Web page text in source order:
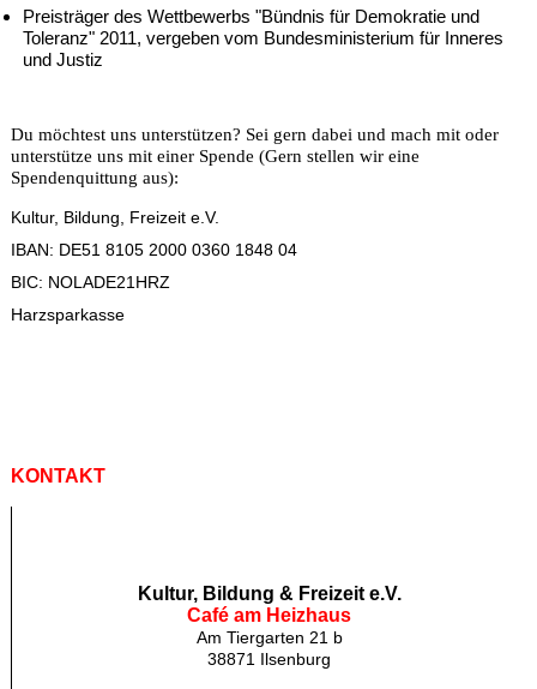
Preisträger des Wettbewerbs "Bündnis für Demokratie und
Toleranz" 2011, vergeben vom Bundesministerium für Inneres
und Justiz
Du möchtest uns unterstützen? Sei gern dabei und mach mit oder
unterstütze uns mit einer Spende (Gern stellen wir eine
Spendenquittung aus):
Kultur, Bildung, Freizeit e.V.
IBAN: DE51 8105 2000 0360 1848 04
BIC: NOLADE21HRZ
Harzsparkasse
KONTAKT
Kultur, Bildung & Freizeit e.V.
Café am Heizhaus
Am Tiergarten 21 b
38871 Ilsenburg